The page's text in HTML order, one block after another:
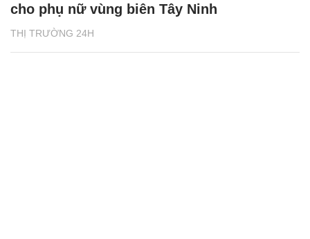
THỊ TRƯỜNG 24H
cho phụ nữ vùng biên Tây Ninh